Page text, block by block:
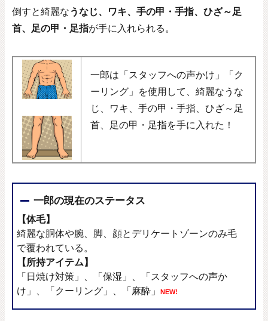
倒すと綺麗なうなじ、ワキ、手の甲・手指、ひざ～足
首、足の甲・足指が手に入れられる。
一郎は「スタッフへの声かけ」「ク
ーリング」を使用して、綺麗なうな
じ、ワキ、手の甲・手指、ひざ～足
首、足の甲・足指を手に入れた！
一郎の現在のステータス
【体毛】
綺麗な胴体や腕、脚、顔とデリケートゾーンのみ毛
で覆われている。
【所持アイテム】
「日焼け対策」、「保湿」、「スタッフへの声か
け」、「クーリング」、「麻酔」
NEW!